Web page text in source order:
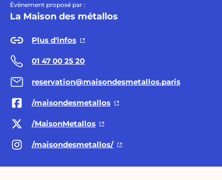
Évènement proposé par :
La Maison des métallos
Plus d'infos
01 47 00 25 20
reservation@maisondesmetallos.paris
/maisondesmetallos
/MaisonMetallos
/maisondesmetallos/